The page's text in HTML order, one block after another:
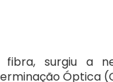
surgiu a
Óptica